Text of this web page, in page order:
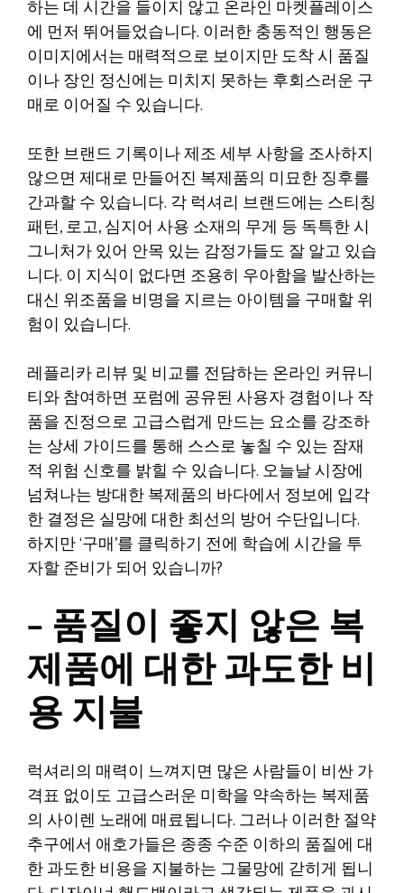
하는 데 시간을 들이지 않고 온라인 마켓플레이스
에 먼저 뛰어들었습니다. 이러한 충동적인 행동은
이미지에서는 매력적으로 보이지만 도착 시 품질
이나 장인 정신에는 미치지 못하는 후회스러운 구
매로 이어질 수 있습니다.
또한 브랜드 기록이나 제조 세부 사항을 조사하지
않으면 제대로 만들어진 복제품의 미묘한 징후를
간과할 수 있습니다. 각 럭셔리 브랜드에는 스티칭
패턴, 로고, 심지어 사용 소재의 무게 등 독특한 시
그니처가 있어 안목 있는 감정가들도 잘 알고 있습
니다. 이 지식이 없다면 조용히 우아함을 발산하는
대신 위조품을 비명을 지르는 아이템을 구매할 위
험이 있습니다.
레플리카 리뷰 및 비교를 전담하는 온라인 커뮤니
티와 참여하면 포럼에 공유된 사용자 경험이나 작
품을 진정으로 고급스럽게 만드는 요소를 강조하
는 상세 가이드를 통해 스스로 놓칠 수 있는 잠재
적 위험 신호를 밝힐 수 있습니다. 오늘날 시장에
넘쳐나는 방대한 복제품의 바다에서 정보에 입각
한 결정은 실망에 대한 최선의 방어 수단입니다.
하지만 ‘구매’를 클릭하기 전에 학습에 시간을 투
자할 준비가 되어 있습니까?
– 품질이 좋지 않은 복
제품에 대한 과도한 비
용 지불
럭셔리의 매력이 느껴지면 많은 사람들이 비싼 가
격표 없이도 고급스러운 미학을 약속하는 복제품
의 사이렌 노래에 매료됩니다. 그러나 이러한 절약
추구에서 애호가들은 종종 수준 이하의 품질에 대
한 과도한 비용을 지불하는 그물망에 갇히게 됩니